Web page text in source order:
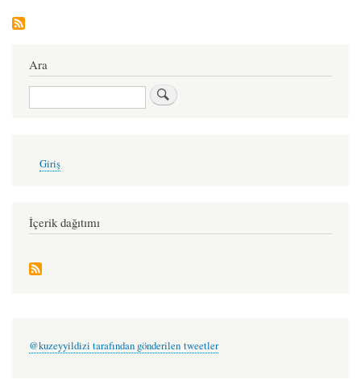
Ara
Ara
account
Giriş
İçerik dağıtımı
@kuzeyyildizi tarafından gönderilen tweetler